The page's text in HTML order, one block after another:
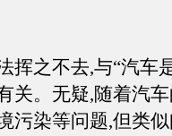
之不去,与“汽车
关。无疑,随着汽
污染等问题,但类